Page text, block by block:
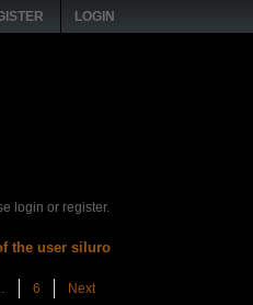
LOGIN
login or register.
the user siluro
6 Next